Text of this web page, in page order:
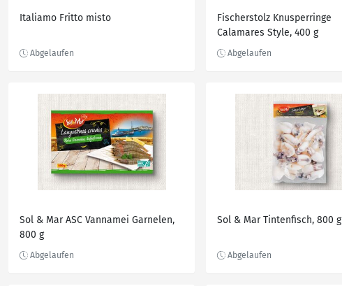
Italiamo Fritto misto
Fischerstolz Knusperringe
Calamares Style, 400 g
Sol & Mar ASC Vannamei Garnelen,
800 g
Sol & Mar Tintenfisch, 800 g